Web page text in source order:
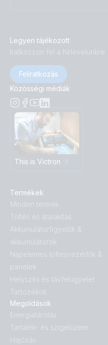
Legyen tájékozott
Iratkozzon fel a hírlevelünkre
Feliratkozás
Közösségi médiák
This is Victron
Termékek
Minden termék
Töltés és átalakítás
Akkumulátorfigyelők &
akkumulátorok
Napelemes töltésvezérlők &
panelek
Helyszíni és távfelügyelet
Tartozékok
Megoldások
Energiatárolás
Tartalék- és szigetüzem
Hajózás